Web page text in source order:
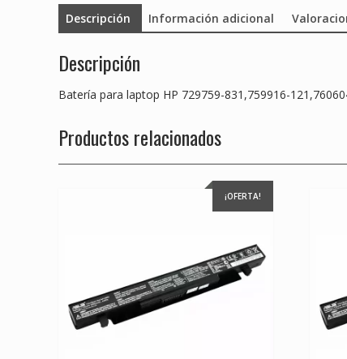
Descripción Información adicional
Descripción
Batería para laptop HP 729759-831,759916-
Productos relacionados
¡OFERTA!